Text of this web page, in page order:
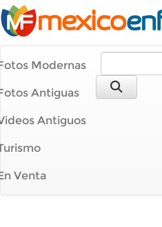
Modernas
Antiguas
Antiguos
Venta